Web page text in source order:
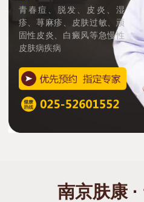
青春痘、脱发、皮炎、湿
疹、荨麻疹、皮肤过敏、顽
固性皮炎、白癜风等急慢性
皮肤病疾病
南京肤康